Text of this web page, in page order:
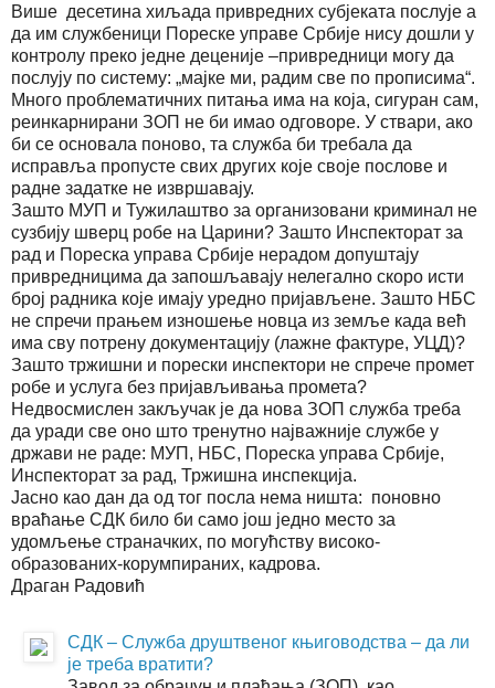
Више десетина хиљада привредних субјеката послује а
да им службеници Пореске управе Србије нису дошли у
контролу преко једне деценије –привредници могу да
послују по систему: „мајке ми, радим све по прописима“.
Много проблематичних питања има на која, сигуран сам,
реинкарнирани ЗОП не би имао одговоре. У ствари, ако
би се основала поново, та служба би требала да
исправља пропусте свих других које своје послове и
радне задатке не извршавају.
Зашто МУП и Тужилаштво за организовани криминал не
сузбију шверц робе на Царини? Зашто Инспекторат за
рад и Пореска управа Србије нерадом допуштају
привредницима да запошљавају нелегално скоро исти
број радника које имају уредно пријављене. Зашто НБС
не спречи прањем изношење новца из земље када већ
има сву потрену документацију (лажне фактуре, УЦД)?
Зашто тржишни и порески инспектори не спрече промет
робе и услуга без пријављивања промета?
Недвосмислен закључак је да нова ЗОП служба треба
да уради све оно што тренутно најважније службе у
држави не раде: МУП, НБС, Пореска управа Србије,
Инспекторат за рад, Тржишна инспекција.
Јасно као дан да од тог посла нема ништа: поновно
враћање СДК било би само још једно место за
удомљење страначких, по могућству високо-
образованих-корумпираних, кадрова.
Драган Радовић
СДК – Служба друштвеног књиговодства – да ли
је треба вратити?